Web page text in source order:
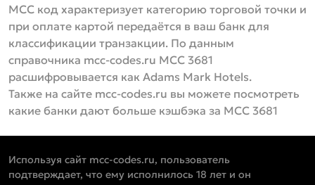
MCC код характеризует категорию торговой точки и
при оплате картой передаётся в ваш банк для
классификации транзакции. По данным
справочника mcc-codes.ru MCC 3681
расшифровывается как Adams Mark Hotels.
Также на сайте mcc-codes.ru вы можете посмотреть
какие банки дают больше кэшбэка за MCC 3681
Используя сайт mcc-codes.ru, пользователь
подтверждает, что ему исполнилось 18 лет и он